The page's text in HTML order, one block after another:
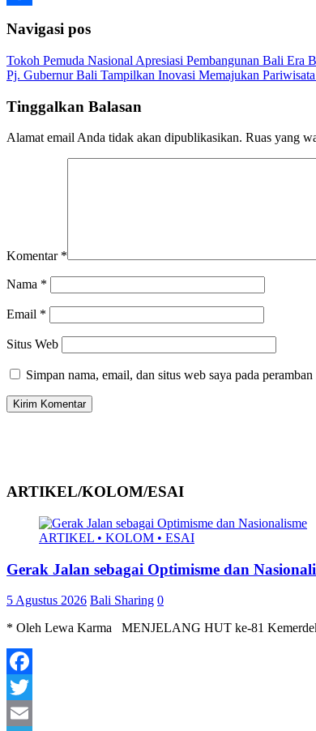
Navigasi pos
Tokoh Pemuda Nasional Apresiasi Pembangunan Bali Era
Pj. Gubernur Bali Tampilkan Inovasi Memajukan
Tinggalkan Balasan
Alamat email Anda tidak akan dipublikasikan. Ruas yang
Komentar *
Nama *
Email *
Situs Web
Simpan nama, email, dan situs web saya pada
ARTIKEL/KOLOM/ESAI
ARTIKEL • KOLOM • ESAI
Gerak Jalan sebagai Optimisme dan
5 Agustus 2026 Bali Sharing 0
* Oleh Lewa Karma MENJELANG HUT ke-81
Facebook
Twitter